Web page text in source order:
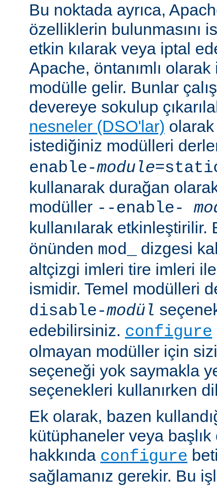
Bu noktada ayrıca,
özelliklerin bulunmasını
etkin kılarak veya iptal
Apache, öntanımlı
modülle gelir. Bunlar
devereye sokulup
nesneler (DSO'lar) olarak
istediğiniz modülleri
enable-module
kullanarak durağan
modüller --enable-
kullanılarak
önünden mod_
dizgesi
altçizgi imleri tire imleri
ismidir. Temel modülleri
disable-modül
edebilirsiniz. configure
olmayan modüller için
seçeneği yok saymakla
seçenekleri kullanırken
Ek olarak, bazen
kütüphaneler veya başlık
hakkında configure
sağlamanız gerekir. Bu